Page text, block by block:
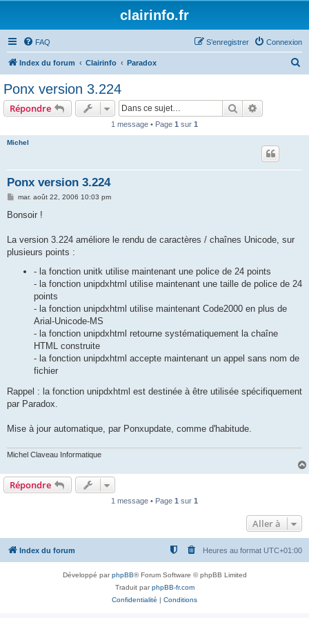
clairinfo.fr
FAQ Connexion
S’enregistrer
Index du forum Clairinfo Paradox
Ponx version 3.224
Répondre Rechercher
1 message • Page 1 sur 1
Michel
Ponx version 3.224
M
s
g
mar. août 22, 2006 10:03 pm
Bonsoir !
La version 3.224 améliore le rendu de caractères / chaînes Unicode, sur
plusieurs points :
- la fonction unitk utilise maintenant une police de 24 points
- la fonction unipdxhtml utilise maintenant une taille de police de 24
points
- la fonction unipdxhtml utilise maintenant Code2000 en plus de
Arial-Unicode-MS
- la fonction unipdxhtml retourne systématiquement la chaîne
HTML construite
- la fonction unipdxhtml accepte maintenant un appel sans nom de
fichier
Rappel : la fonction unipdxhtml est destinée à être utilisée spécifiquement
par Paradox.
Mise à jour automatique, par Ponxupdate, comme d'habitude.
Michel Claveau Informatique
Répondre
1 message • Page 1 sur 1
Aller à
Index du forum Heures au format UTC+01:00
Développé parphpBB® Forum Software © phpBB Limited
Traduit parphpBB-fr.com
Confidentialité | Conditions